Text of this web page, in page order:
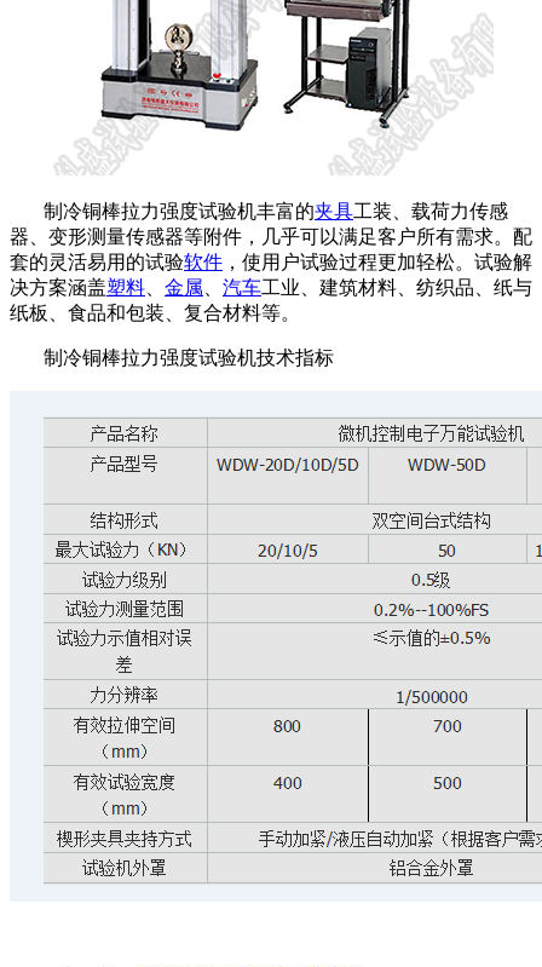
制冷铜棒拉力强度试验机丰富的夹具工装、载荷力传感
器、变形测量传感器等附件，几乎可以满足客户所有需求。配
套的灵活易用的试验软件 ，使用户试验过程更加轻松。试验解
决方案涵盖塑料 金属 汽车工业、建筑材料、纺织品、纸与
纸板、食品和包装、复合材料等。
制冷铜棒拉力强度试验机技术指标